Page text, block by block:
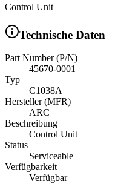
Control Unit
Technische Daten
Part Number (P/N)
45670-0001
Typ
C1038A
Hersteller (MFR)
ARC
Beschreibung
Control Unit
Status
Serviceable
Verfügbarkeit
Verfügbar